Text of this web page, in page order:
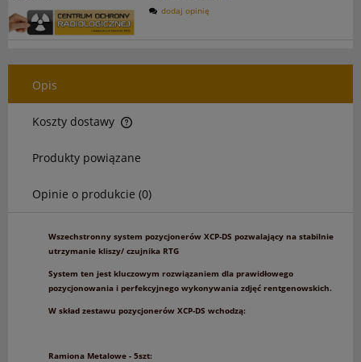
dodaj opinię
Opis
Koszty dostawy
Cena nie zawiera ewentualnych kosztów płatności
Produkty powiązane
Opinie o produkcie (0)
Wszechstronny system pozycjonerów XCP-DS pozwalający na stabilnie
utrzymanie kliszy/ czujnika RTG
System ten jest kluczowym rozwiązaniem dla prawidłowego
pozycjonowania i perfekcyjnego wykonywania zdjęć rentgenowskich.
W skład zestawu pozycjonerów XCP-DS wchodzą:
Ramiona Metalowe - 5szt: